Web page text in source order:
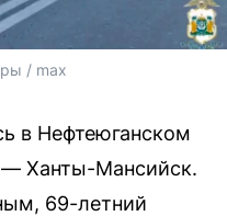
/ max
в Нефтеюганском
— Ханты-Мансийск.
69-летний